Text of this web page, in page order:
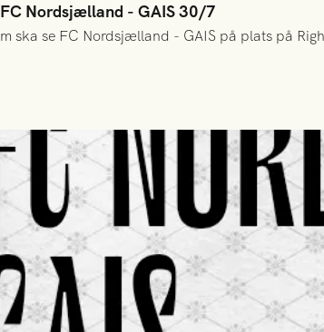
Nordsjælland - GAIS 30/7
ska se FC Nordsjælland - GAIS på plats på